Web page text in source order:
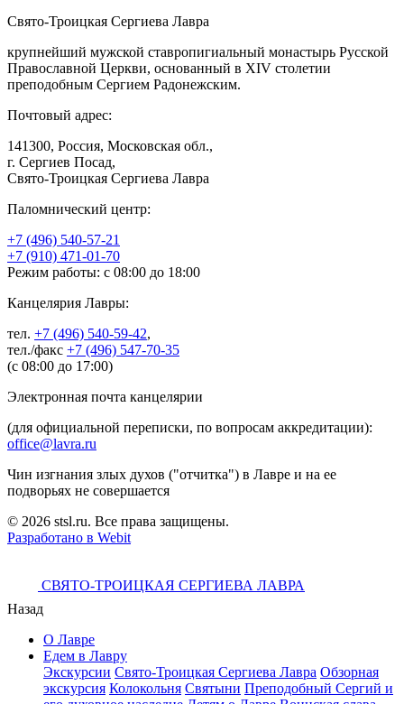
Свято-Троицкая Сергиева Лавра
крупнейший мужской ставропигиальный монастырь Русской
Православной Церкви, основанный в XIV столетии
преподобным Сергием Радонежским.
Почтовый адрес:
141300, Россия, Московская обл.,
г. Сергиев Посад,
Свято-Троицкая Сергиева Лавра
Паломнический центр:
+7 (496) 540-57-21
+7 (910) 471-01-70
Режим работы: с 08:00 до 18:00
Канцелярия Лавры:
тел. +7 (496) 540-59-42,
тел./факс +7 (496) 547-70-35
(с 08:00 до 17:00)
Электронная почта канцелярии
(для официальной переписки, по вопросам аккредитации):
office@lavra.ru
Чин изгнания злых духов ("отчитка") в Лавре и на ее
подворьях не совершается
© 2026 stsl.ru. Все права защищены.
Разработано в Webit
СВЯТО-ТРОИЦКАЯ СЕРГИЕВА ЛАВРА
Назад
О Лавре
Едем в Лавру
Экскурсии Свято-Троицкая Сергиева Лавра Обзорная
экскурсия Колокольня Святыни Преподобный Сергий и